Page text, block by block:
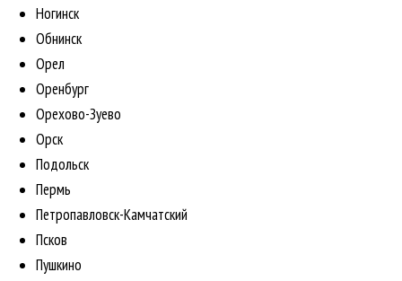
Ногинск
Обнинск
Орел
Оренбург
Орехово-Зуево
Орск
Подольск
Пермь
Петропавловск-Камчатский
Псков
Пушкино